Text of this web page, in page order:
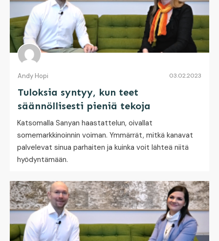
Andy Hopi 03.02.2023
Tuloksia syntyy, kun teet
säännöllisesti pieniä tekoja
Katsomalla Sanyan haastattelun, oivallat
somemarkkinoinnin voiman. Ymmärrät, mitkä kanavat
palvelevat sinua parhaiten ja kuinka voit lähteä niitä
hyödyntämään.